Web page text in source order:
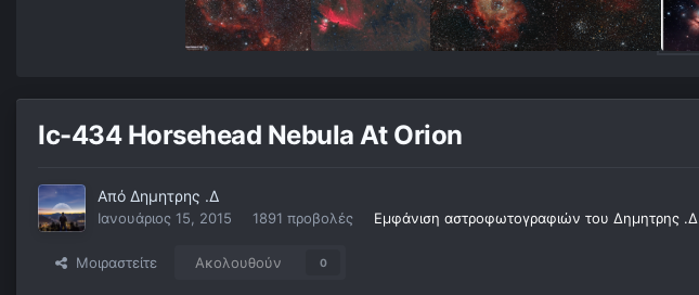
Ic-434 Horsehead Nebula At Orion
Από Δημητρης .Δ
Ιανουάριος 15, 2015 1891 προβολές Εμφάνιση αστροφωτογραφιών του Δημητρης .Δ
Μοιραστείτε Ακολουθούν 0